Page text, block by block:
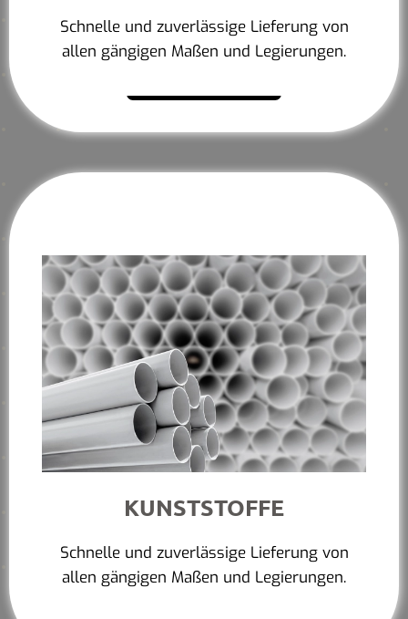
Schnelle und zuverlässige Lieferung von
allen gängigen Maßen und Legierungen.
KUNSTSTOFFE
Schnelle und zuverlässige Lieferung von
allen gängigen Maßen und Legierungen.